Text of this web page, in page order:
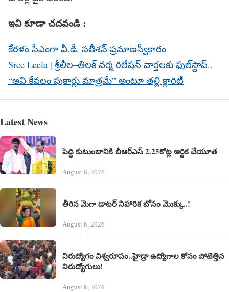
ఇవి కూడా చదవండి :
కేరళం సీఎంగా వీ.డీ. సతీశన్‌ ప్రమాణస్వీకారం
Sree Leela | శ్రీలీల–తిలక్ వర్మ రిలేషన్ వార్తలకు ఫుల్‌స్టాప్..
“అవి కేవలం పుకార్లు మాత్రమే” అంటూ తల్లి క్లారిటీ
Latest News
పెద్ది కుటుంబానికి బీఆర్ఎస్ 2.25కోట్ల ఆర్థిక చేయూత
August 8, 2026
తీరిన మెగా డాటర్ నిహారిక బోనం మొక్కు..!
August 8, 2026
నిరుద్యోగం విశ్వరూపం..హైడ్రా ఉద్యోగాల కోసం పోటెత్తిన
నిరుద్యోగులు!
August 8, 2026